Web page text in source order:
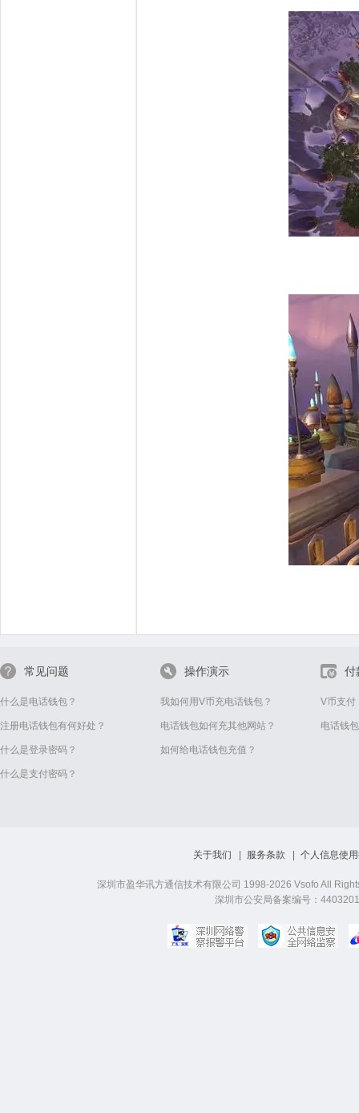
常见问题
什么是电话钱包？
注册电话钱包有何好处？
什么是登录密码？
什么是支付密码？
操作演示
我如何用V币充电话钱包？
电话钱包如何充其他网站？
如何给电话钱包充值？
付
V币支付
电话钱
关于我们 服务条款 个人信息使
深圳市盈华讯方通信技术有限公司 1998-2026 Vsofo All
深圳市公安局备案编号：